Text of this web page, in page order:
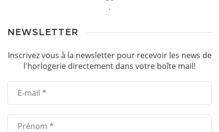
.
NEWSLETTER
Inscrivez vous à la newsletter pour recevoir les news de
l'horlogerie directement dans votre boîte mail!